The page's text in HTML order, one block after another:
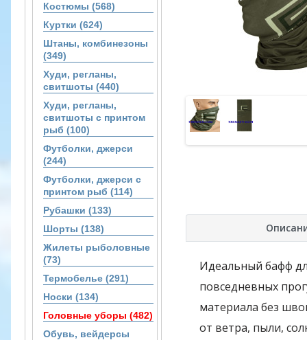
Костюмы (568)
Куртки (624)
Штаны, комбинезоны
(349)
Худи, регланы,
свитшоты (440)
Худи, регланы,
свитшоты с принтом
рыб (100)
Футболки, джерси
(244)
Футболки, джерси с
принтом рыб (114)
Рубашки (133)
Шорты (138)
Жилеты рыболовные
(73)
Термобелье (291)
Носки (134)
Головные уборы (482)
Обувь, вейдерсы
Идеальный бафф
повседневных
материала без
от ветра, пыли,